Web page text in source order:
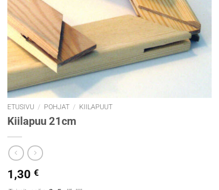
ETUSIVU / POHJAT / KIILAPUUT
Kiilapuu 21cm
1,30 €